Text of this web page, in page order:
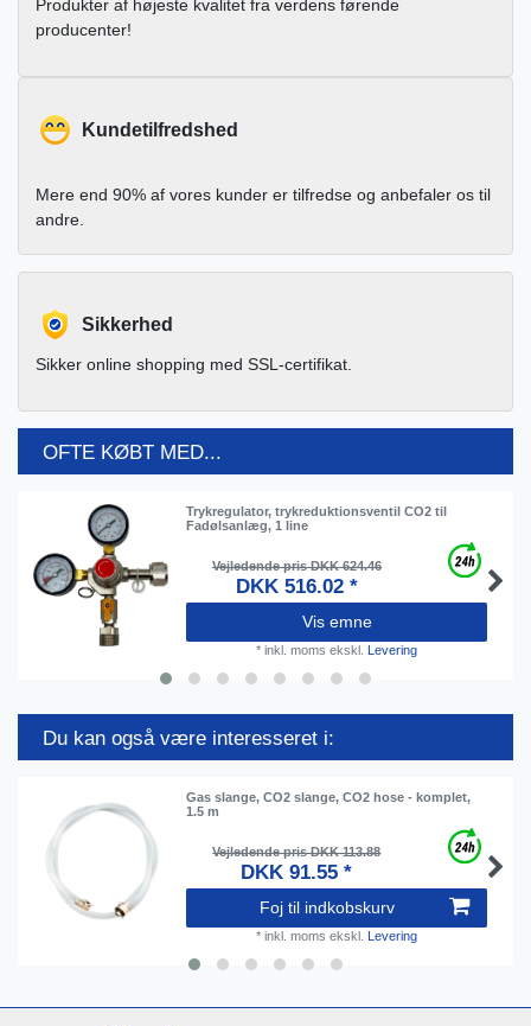
Produkter af højeste kvalitet fra verdens førende
producenter!
Kundetilfredshed
Mere end 90% af vores kunder er tilfredse og anbefaler os til
andre.
Sikkerhed
Sikker online shopping med SSL-certifikat.
OFTE KØBT MED...
Trykregulator, trykreduktionsventil CO2 til
Fadølsanlæg, 1 line
Vejledende pris DKK 624.46
DKK 516.02 *
Vis emne
* inkl. moms ekskl. Levering
Du kan også være interesseret i:
Gas slange, CO2 slange, CO2 hose - komplet,
1.5 m
Vejledende pris DKK 113.88
DKK 91.55 *
Foj til indkobskurv
* inkl. moms ekskl. Levering